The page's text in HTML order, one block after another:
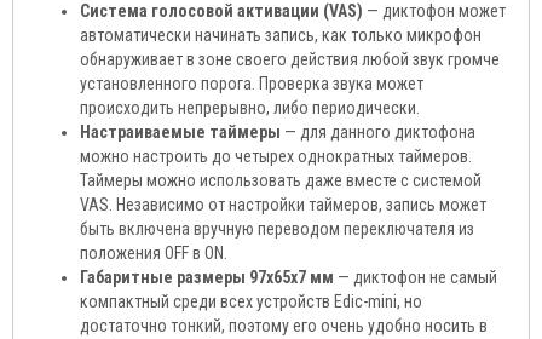
Система голосовой активации (VAS) — диктофон может
автоматически начинать запись, как только микрофон
обнаруживает в зоне своего действия любой звук громче
установленного порога. Проверка звука может
происходить непрерывно, либо периодически.
Настраиваемые таймеры — для данного диктофона
можно настроить до четырех однократных таймеров.
Таймеры можно использовать даже вместе с системой
VAS. Независимо от настройки таймеров, запись может
быть включена вручную переводом переключателя из
положения OFF в ON.
Габаритные размеры 97x65x7 мм — диктофон не самый
компактный среди всех устройств Edic-mini, но
достаточно тонкий, поэтому его очень удобно носить в